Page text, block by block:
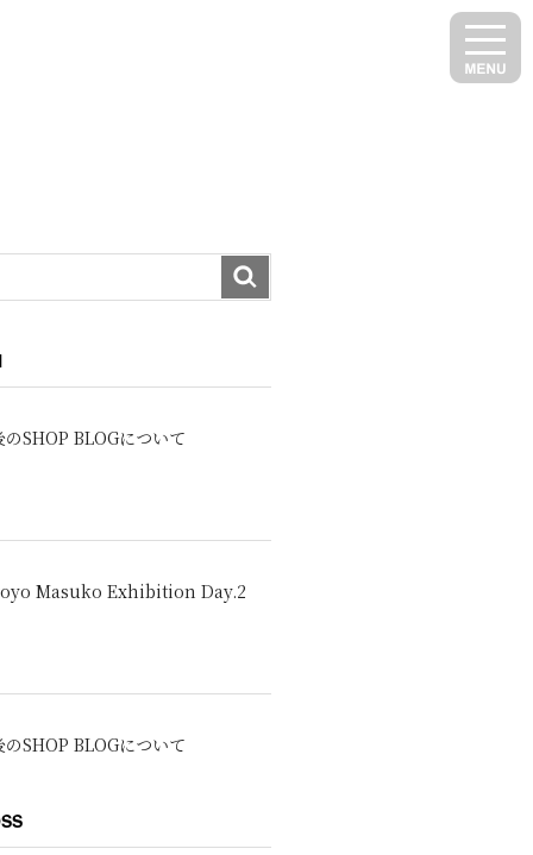
のSHOP BLOGについて
Masuko Exhibition Day.2
のSHOP BLOGについて